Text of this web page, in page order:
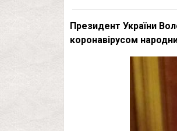
Президент України
коронавірусом